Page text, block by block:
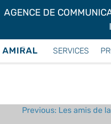
AGENCE DE
I
SERVICES
MYOCENE
Previous: Les amis de